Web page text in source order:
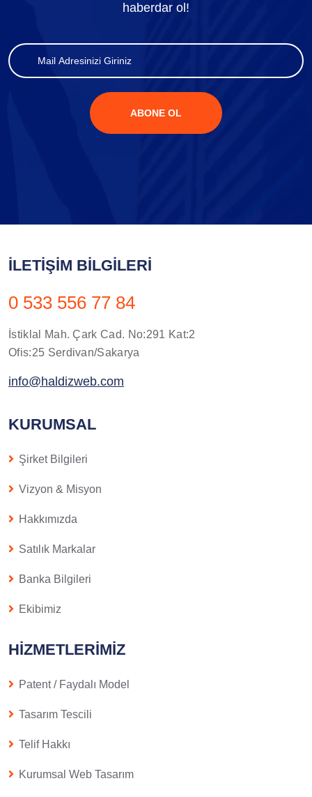
haberdar ol!
ABONE OL
İLETIŞIM BILGILERI
0 533 556 77 84
İstiklal Mah. Çark Cad. No:291 Kat:2
Ofis:25 Serdivan/Sakarya
info@haldizweb.com
KURUMSAL
Şirket Bilgileri
Vizyon & Misyon
Hakkımızda
Satılık Markalar
Banka Bilgileri
Ekibimiz
HIZMETLERIMIZ
Patent / Faydalı Model
Tasarım Tescili
Telif Hakkı
Kurumsal Web Tasarım